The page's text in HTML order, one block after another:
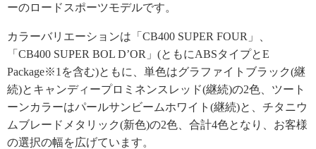
ーのロードスポーツモデルです。
カラーバリエーションは「CB400 SUPER FOUR」、
「CB400 SUPER BOL D’OR」(ともにABSタイプとE
Package※1を含む)ともに、単色はグラファイトブラック(継
続)とキャンディープロミネンスレッド(継続)の2色、ツート
ーンカラーはパールサンビームホワイト(継続)と、チタニウ
ムブレードメタリック(新色)の2色、合計4色となり、お客様
の選択の幅を広げています。